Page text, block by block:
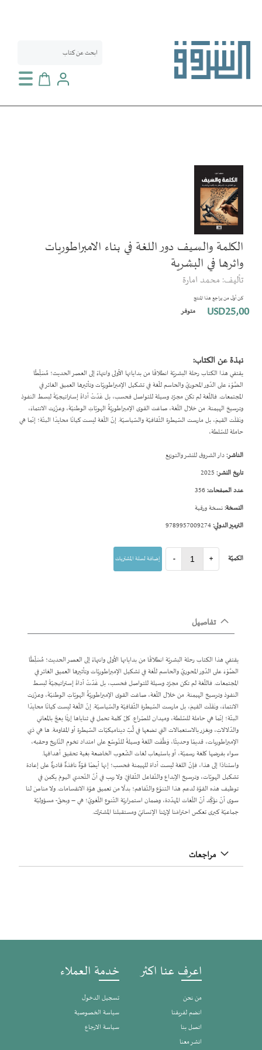
سلة التسوق
الكلمة والسيف دور اللغة في بناء الامبراطوريات
واثرها في البشرية
تأليف: محمد امارة
كن أول من يراجع هذا المنتج
USD25٫00 متوفر
نبذة عن الكتاب:
يقتفي هذا الكتاب رحلة البشريّة انطلاقًا من بداياتها الأولى وانتهاءً إلى العصر الحديث؛ مُسَلِّطًا
الضَّوْءَ على الدّور المحوريّ والحاسم للّغة في تشكيل الإمبراطوريّات وتأثيرها العميق الغائر في
المجتمعات. فاللّغة لم تكن مجرّد وسيلة للتواصل فحسب، بل غَدّتْ أداةً إستراتيجيّةً لبسط النفوذ
وترسيخ الهيمنة. من خلال اللّغة، صاغت القوى الإمبراطوريّةُ الهويّاتِ الوطنيّةَ، وعزّزت الانتماءَ،
ونَقَلَت القيمَ، بل مارست السّيطرة الثّقافيّة والسّياسيّة. إنّ اللّغة ليست كيانًا محايدًا البتّة؛ إنّما هي
حاملة للسّلطة،
الناشر:دار الشروق للنشر والتوزيع
تاريخ النشر:
عدد الصفحات:
النسخة:نسخة ورقية
الترميز الدولي:
الكميّة - + إضافة لسلة المشتريات
النهاية
معرض
الصور
تخطي
بداية
معرض
تفاصيل
يقتفي هذا الكتاب رحلة البشريّة انطلاقًا من بداياتها الأولى وانتهاءً إلى العصر الحديث؛ مُسَلِّطًا
الضَّوْءَ على الدّور المحوريّ والحاسم للّغة في تشكيل الإمبراطوريّات وتأثيرها العميق الغائر في
المجتمعات. فاللّغة لم تكن مجرّد وسيلة للتواصل فحسب، بل غَدّتْ أداةً إستراتيجيّةً لبسط
النفوذ وترسيخ الهيمنة. من خلال اللّغة، صاغت القوى الإمبراطوريّةُ الهويّاتِ الوطنيّةَ، وعزّزت
الانتماءَ، ونَقَلَت القيمَ، بل مارست السّيطرة الثّقافيّة والسّياسيّة. إنّ اللّغة ليست كيانًا محايدًا
البتّة؛ إنّما هي حاملة للسّلطة، وميدان للصّراع. كلّ كلمة تحمل في ثناياها إرثًا يعجّ بالمعاني
والدّلالاتِ، ويغزر بالاستعمالات التي تضعها في لُبّ ديناميكيّات السّيطرة أو المقاومة. ها هي ذي
الإمبراطوريات، قديمًا وحديثًا، وَظَّفَت اللغةَ وسيلةً للتّوسّع على امتداد تخوم التّاريخ وحقبه،
سواء بفرضها كلغة رسميّة، أو باستيعاب لغات الشّعوب الخاضعة بغية تحقيق أهدافها.
واستنادًا إلى هذا، فإنّ اللغة ليست أداة للهيمنة فحسب؛ إنها أيضًا قوّةٌ نافذةٌ قادرةٌ على إعادة
تشكيل الهويّات، وترسيخ الإبداع والتّفاعل الثّقافيّ. ولا ريب في أنّ التّحدي اليومَ يكمن في
توظيف هذه القوّة لدعم هذا التنوّع والتّفاهم؛ بدلًا من تعميق هوّة الانقسامات. ولا مناصَ لنا
سوى أنْ نؤكِّد أنّ اللّغات المهدّدة، وضمان استمراريّة التّنوع اللّغويّ؛ هي – وبحقّ- مسؤوليّة
جماعيّة كبرى تعكس احترامَنا لإرثنا الإنسانيّ ومستقبلنا المشترك.
مراجعات
اعرف عنا اكثر
من نحن
انضم لفريقنا
اتصل بنا
انشر معنا
خدمة العملاء
تسجيل الدخول
سياسة الخصوصية
سياسة الارجاع